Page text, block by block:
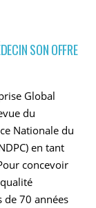
SON OFFRE
Global
du
Nationale du
en tant
concevoir
de 70 années